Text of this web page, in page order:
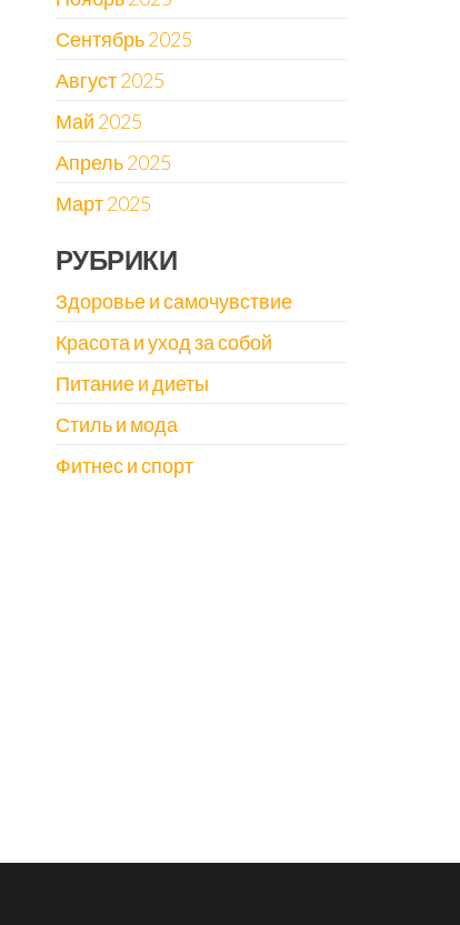
Сентябрь 2025
Август 2025
Май 2025
Апрель 2025
Март 2025
РУБРИКИ
Здоровье и самочувствие
Красота и уход за собой
Питание и диеты
Стиль и мода
Фитнес и спорт